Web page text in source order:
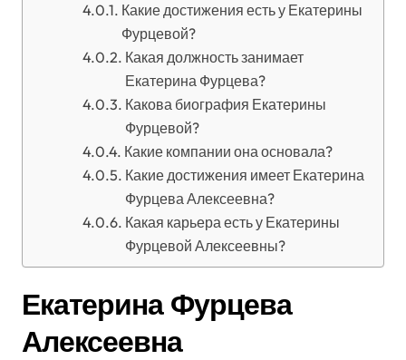
Какие достижения есть у Екатерины
Фурцевой?
Какая должность занимает
Екатерина Фурцева?
Какова биография Екатерины
Фурцевой?
Какие компании она основала?
Какие достижения имеет Екатерина
Фурцева Алексеевна?
Какая карьера есть у Екатерины
Фурцевой Алексеевны?
Екатерина Фурцева
Алексеевна